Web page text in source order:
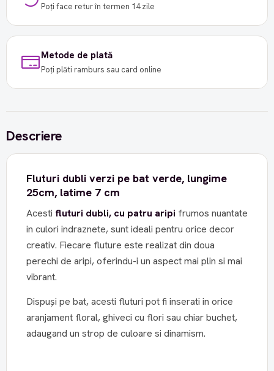
Poți face retur în termen 14 zile
Metode de plată
Poți plăti ramburs sau card online
Descriere
Fluturi dubli verzi pe bat verde, lungime
25cm, latime 7 cm
Acesti fluturi dubli, cu patru aripi frumos nuantate
in culori indraznete, sunt ideali pentru orice decor
creativ. Fiecare fluture este realizat din doua
perechi de aripi, oferindu-i un aspect mai plin si mai
vibrant.
Dispuși pe bat, acesti fluturi pot fi inserati in orice
aranjament floral, ghiveci cu flori sau chiar buchet,
adaugand un strop de culoare si dinamism.